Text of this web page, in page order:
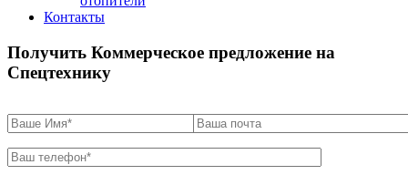
Контакты
Получить Коммерческое предложение на
Спецтехнику